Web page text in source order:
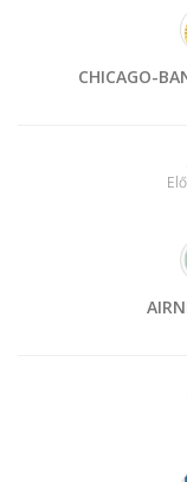
CHICAGO-